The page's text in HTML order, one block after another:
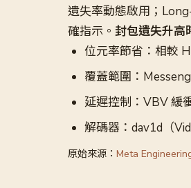
遺失率動態啟用；
確指示。 封包遺失升高
位元率節省：相較
覆蓋範圍：
延遲控制：VBV 緩
解碼器：dav1d（
原始來源： Meta